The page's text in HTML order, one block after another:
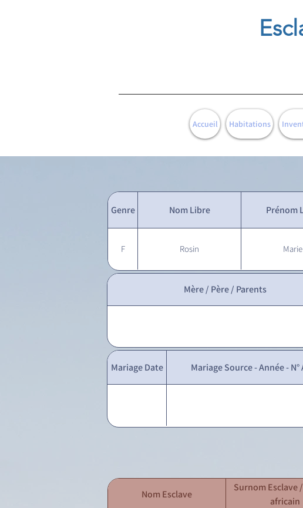
Accueil Habitations
Genre Nom Libre Prénom
F Rosin Marie
Mère / Père / Parents
Mariage Date Mariage Source - Année - N°
Nom Esclave
Surnom Esclave
africain